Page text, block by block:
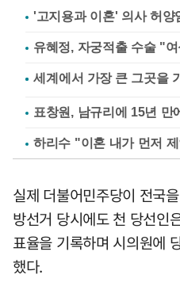
'고지용과 이혼' 의사 허양
유혜정, 자궁적출 수술 "
표창원, 남규리에 15년
하리수 "이혼 내가 먼저
실제 더불어민주당이 전국
방선거 당시에도 천 당선
표율을 기록하며 시의원에
했다.